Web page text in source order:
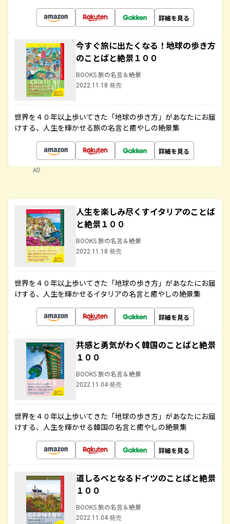
詳細を見る
今すぐ旅に出たくなる！地球の歩き方
のことばと絶景１００
BOOKS 旅の名言＆絶景
2022.11.18 発売
世界を４０年以上歩いてきた「地球の歩き方」があなたにお届
けする、人生を輝かせる旅の名言と癒やしの絶景集
詳細を見る
AD
人生を楽しみ尽くすイタリアのことば
と絶景１００
BOOKS 旅の名言＆絶景
2022.11.18 発売
世界を４０年以上歩いてきた「地球の歩き方」があなたにお届
けする、人生を輝かせるイタリアの名言と癒やしの絶景集
詳細を見る
共感と勇気がわく韓国のことばと絶景
１００
BOOKS 旅の名言＆絶景
2022.11.04 発売
世界を４０年以上歩いてきた「地球の歩き方」があなたにお届
けする、人生を輝かせる韓国の名言と癒やしの絶景集
詳細を見る
道しるべとなるドイツのことばと絶景
１００
BOOKS 旅の名言＆絶景
2022.11.04 発売